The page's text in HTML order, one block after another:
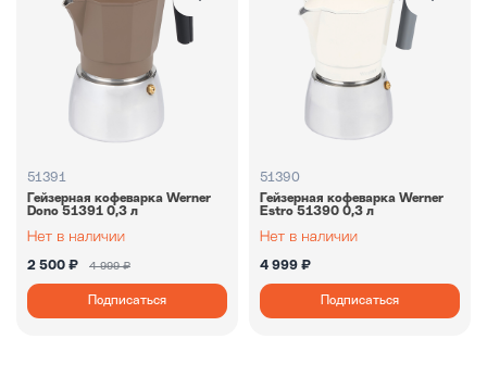
51391
Гейзерная кофеварка Werner
Dono 51391 0,3 л
2 500 ₽ 4 999 ₽
Подписаться
51390
Гейзерная кофеварка Werner
Estro 51390 0,3 л
4 999 ₽
Подписаться